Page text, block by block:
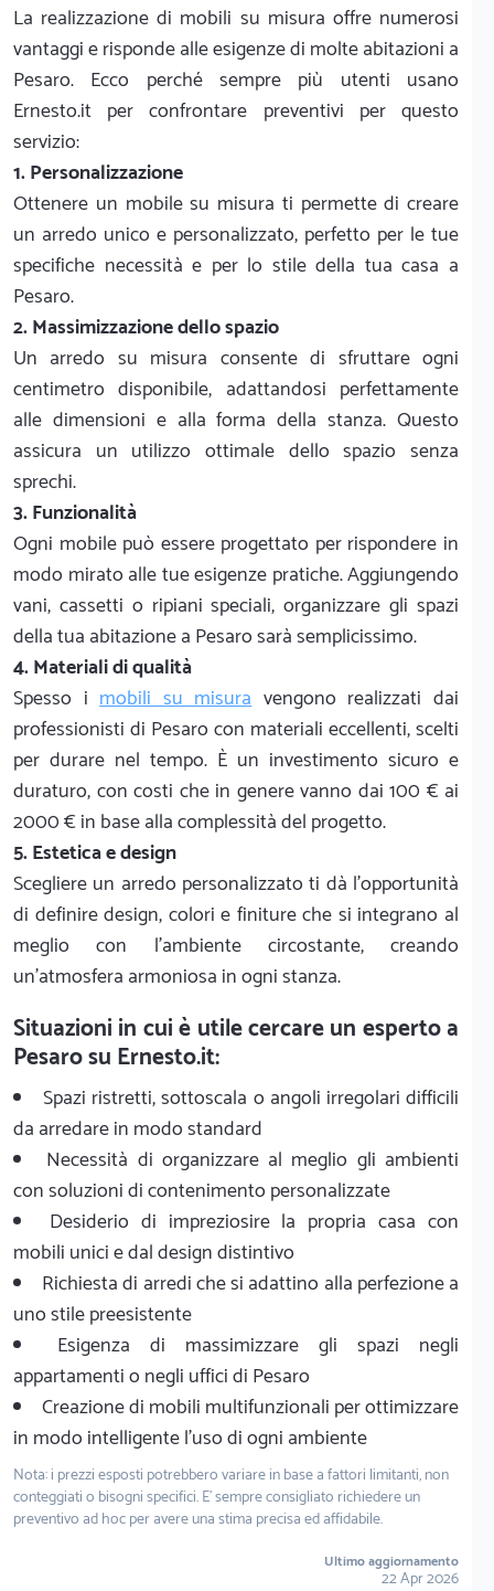
La realizzazione di mobili su misura offre numerosi
vantaggi e risponde alle esigenze di molte abitazioni a
Pesaro. Ecco perché sempre più utenti usano
Ernesto.it per confrontare preventivi per questo
servizio:
1. Personalizzazione
Ottenere un mobile su misura ti permette di creare
un arredo unico e personalizzato, perfetto per le tue
specifiche necessità e per lo stile della tua casa a
Pesaro.
2. Massimizzazione dello spazio
Un arredo su misura consente di sfruttare ogni
centimetro disponibile, adattandosi perfettamente
alle dimensioni e alla forma della stanza. Questo
assicura un utilizzo ottimale dello spazio senza
sprechi.
3. Funzionalità
Ogni mobile può essere progettato per rispondere in
modo mirato alle tue esigenze pratiche. Aggiungendo
vani, cassetti o ripiani speciali, organizzare gli spazi
della tua abitazione a Pesaro sarà semplicissimo.
4. Materiali di qualità
Spesso imobili su misuravengono realizzati dai
professionisti di Pesaro con materiali eccellenti, scelti
per durare nel tempo. È un investimento sicuro e
duraturo, con costi che in genere vanno dai 100 € ai
2000 € in base alla complessità del progetto.
5. Estetica e design
Scegliere un arredo personalizzato ti dà l'opportunità
di definire design, colori e finiture che si integrano al
meglio con l'ambiente circostante, creando
un'atmosfera armoniosa in ogni stanza.
Situazioni in cui è utile cercare un esperto a
Pesaro su Ernesto.it:
Spazi ristretti, sottoscala o angoli irregolari difficili
da arredare in modo standard
Necessità di organizzare al meglio gli ambienti
con soluzioni di contenimento personalizzate
Desiderio di impreziosire la propria casa con
mobili unici e dal design distintivo
Richiesta di arredi che si adattino alla perfezione a
uno stile preesistente
Esigenza di massimizzare gli spazi negli
appartamenti o negli uffici di Pesaro
Creazione di mobili multifunzionali per ottimizzare
in modo intelligente l'uso di ogni ambiente
Nota: i prezzi esposti potrebbero variare in base a fattori limitanti, non
conteggiati o bisogni specifici. E' sempre consigliato richiedere un
preventivo ad hoc per avere una stima precisa ed affidabile.
Ultimo aggiornamento
22 Apr 2026